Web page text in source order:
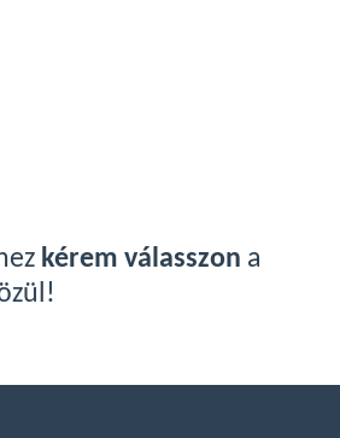
kérem válasszon a